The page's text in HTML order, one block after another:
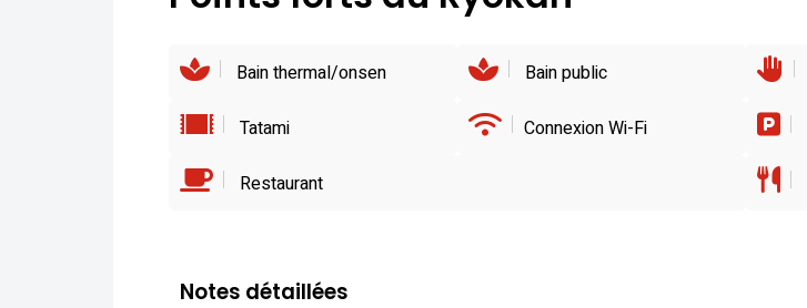
Bain thermal/onsen Bain public
Tatami Connexion Wi-Fi
Restaurant
Notes détaillées